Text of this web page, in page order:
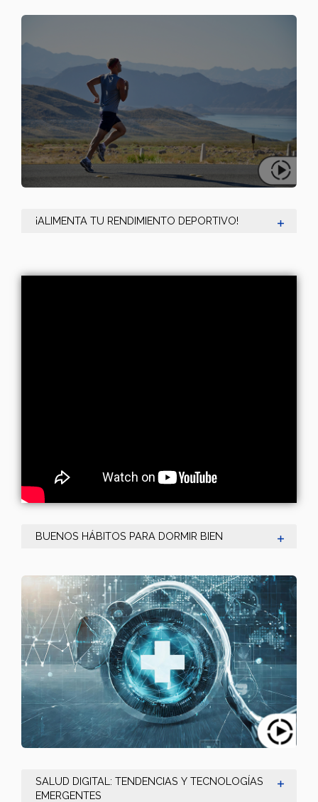
¡ALIMENTA TU RENDIMIENTO DEPORTIVO!
BUENOS HÁBITOS PARA DORMIR BIEN
SALUD DIGITAL: TENDENCIAS Y TECNOLOGÍAS
EMERGENTES